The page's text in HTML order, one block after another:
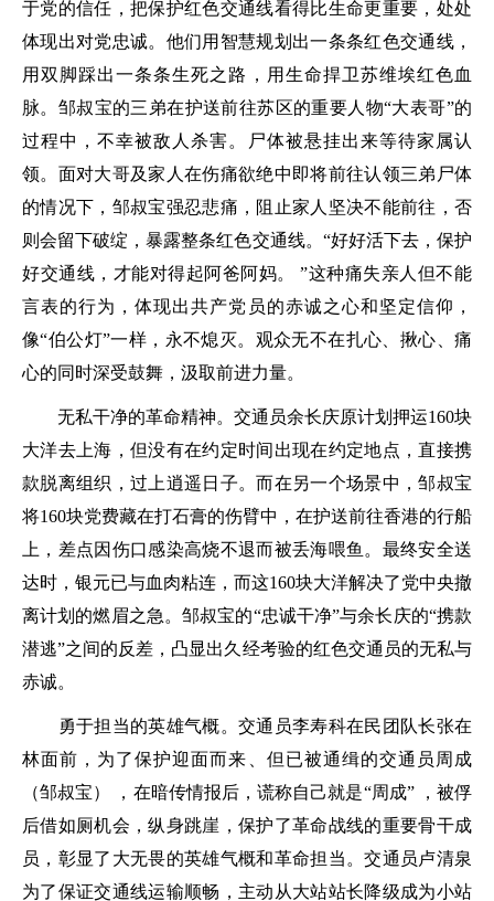
于党的信任，把保护红色交通线看得比生命更重要，处处
体现出对党忠诚。他们用智慧规划出一条条红色交通线，
用双脚踩出一条条生死之路，用生命捍卫苏维埃红色血
脉。邹叔宝的三弟在护送前往苏区的重要人物“大表哥”的
过程中，不幸被敌人杀害。尸体被悬挂出来等待家属认
领。面对大哥及家人在伤痛欲绝中即将前往认领三弟尸体
的情况下，邹叔宝强忍悲痛，阻止家人坚决不能前往，否
则会留下破绽，暴露整条红色交通线。“好好活下去，保护
好交通线，才能对得起阿爸阿妈。 ”这种痛失亲人但不能
言表的行为，体现出共产党员的赤诚之心和坚定信仰，
像“伯公灯”一样，永不熄灭。观众无不在扎心、揪心、痛
心的同时深受鼓舞，汲取前进力量。
无私干净的革命精神。交通员余长庆原计划押运160块
大洋去上海，但没有在约定时间出现在约定地点，直接携
款脱离组织，过上逍遥日子。而在另一个场景中，邹叔宝
将160块党费藏在打石膏的伤臂中，在护送前往香港的行船
上，差点因伤口感染高烧不退而被丢海喂鱼。最终安全送
达时，银元已与血肉粘连，而这160块大洋解决了党中央撤
离计划的燃眉之急。邹叔宝的“忠诚干净”与余长庆的“携款
潜逃”之间的反差，凸显出久经考验的红色交通员的无私与
赤诚。
勇于担当的英雄气概。交通员李寿科在民团队长张在
林面前，为了保护迎面而来、但已被通缉的交通员周成
（邹叔宝） ，在暗传情报后，谎称自己就是“周成” ，被俘
后借如厕机会，纵身跳崖，保护了革命战线的重要骨干成
员，彰显了大无畏的英雄气概和革命担当。交通员卢清泉
为了保证交通线运输顺畅，主动从大站站长降级成为小站